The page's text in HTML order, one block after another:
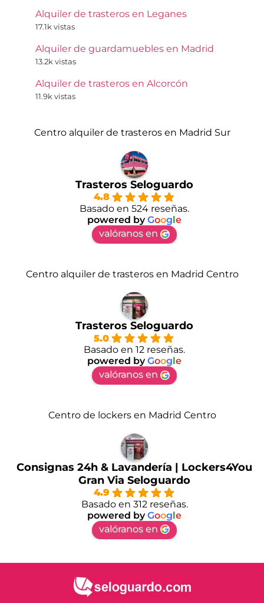
Alquiler de trasteros en Leganes
17.1k vistas
Alquiler de guardamuebles en Madrid
13.2k vistas
Alquiler de trasteros en Alcorcón
11.9k vistas
Centro alquiler de trasteros en Madrid Sur
Trasteros Seloguardo
4.8
Basado en 524 reseñas.
powered byGoogle
valóranos en
Centro alquiler de trasteros en Madrid Centro
Trasteros Seloguardo
5.0
Basado en 12 reseñas.
powered byGoogle
valóranos en
Centro de lockers en Madrid Centro
Consignas 24h & Lavandería | Lockers4You
Gran Via Seloguardo
4.9
Basado en 312 reseñas.
powered byGoogle
valóranos en